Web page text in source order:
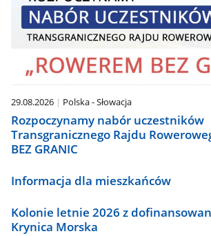
29.08.2026 Polska - Słowacja
Rozpoczynamy nabór uczestników
Transgranicznego Rajdu
BEZ GRANIC
Informacja dla mieszkańców
Kolonie letnie 2026 z
Krynica Morska